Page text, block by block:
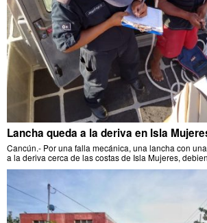
Lancha queda a la deriva en Isla
Cancún.- Por una falla mecánica, una lancha con
a la deriva cerca de las costas de Isla Mujeres,